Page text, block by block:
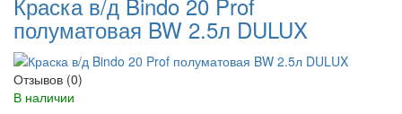
полуматовая BW 2.5л DULUX
Отзывов (0)
В наличии